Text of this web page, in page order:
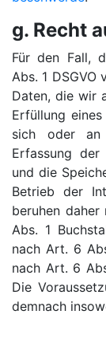
g. Recht
Für den Fall,
Abs. 1 DSGVO
Daten, die wir
Erfüllung
sich oder an
Erfassung
und die
Betrieb der
beruhen
Abs. 1
nach Art. 6
nach Art. 6
Die
demnach